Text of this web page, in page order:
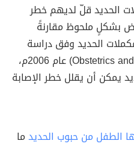
الحديد قلّ لديهم خطر
بشكلٍ ملحوظ مقارنةً
الحديد وفق دراسة
نُشرت في مجلة (Obstetrics and Gynecology) عام 2006م،
يمكن أن يقلل خطر الإصابة
الطفل من حبوب الحديدما